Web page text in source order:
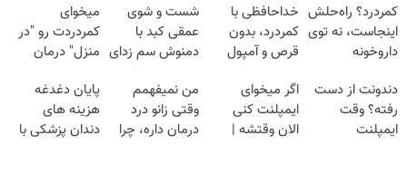
کمردرد؟ راه‌حلش
اینجاست، نه توی
داروخونه
خداحافظی با
کمردرد، بدون
قرص و آمپول
شست و شوی
عمقی کبد با
دمنوش سم زدای
میخوای
کمردردت رو "در
منزل" درمان
◂پرسش‌نامه)
دندونت از دست
رفته؟ وقت
ایمپلنت
اگر میخوای
ایمپلنت کنی
الان وقتشه |
من نمیفهمم
وقتی زانو درد
درمان داره، چرا
پایان دغدغه
هزینه های
دندان پزشکی با